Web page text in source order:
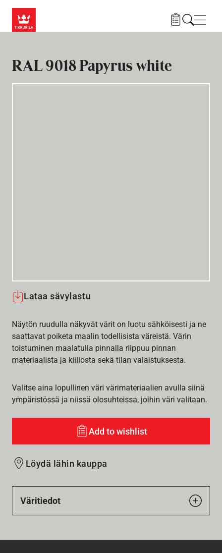
RAL 9018 Papyrus white
Lataa sävylastu
Näytön ruudulla näkyvät värit on luotu sähköisesti ja ne
saattavat poiketa maalin todellisista väreistä. Värin
toistuminen maalatulla pinnalla riippuu pinnan
materiaalista ja kiillosta sekä tilan valaistuksesta.
Valitse aina lopullinen väri värimateriaalien avulla siinä
ympäristössä ja niissä olosuhteissa, joihin väri valitaan.
Add to wishlist
Löydä lähin kauppa
Väritiedot